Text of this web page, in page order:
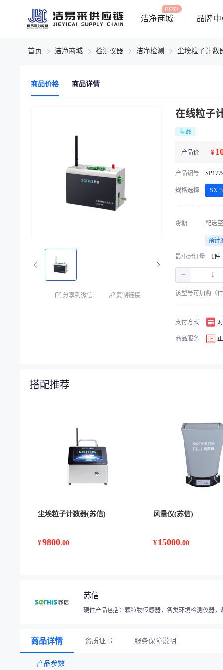
洁净商城
HOT!
品牌中
首页 洁净商城 检测仪器 洁净检测 尘埃粒子计数
商品价格 商品详情
分享到微信 复制链接
在线粒子
标品
产品价 ¥
产品编号
规格选择 SX-
货期 配送至
预计
最小起订量 1件
－
该型号可加购（
支付方式
商品服务
搭配推荐
尘埃粒子计数器(苏信)
¥9800.00
风量仪(苏信)
¥ 15000.00
苏信
硬件产品包括：颗粒物传感器，各类环境检测仪器，
商品详情 资质证书 服务保障说明
产品参数